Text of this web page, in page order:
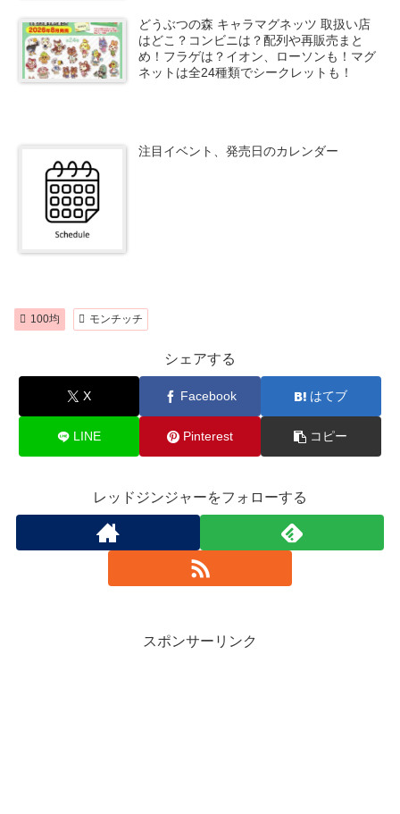
どうぶつの森 キャラマグネッツ 取扱い店
はどこ？コンビニは？配列や再販売まと
め！フラゲは？イオン、ローソンも！マグ
ネットは全24種類でシークレットも！
注目イベント、発売日のカレンダー
100均 モンチッチ
シェアする
X Facebook はてブ
LINE Pinterest コピー
レッドジンジャーをフォローする
スポンサーリンク